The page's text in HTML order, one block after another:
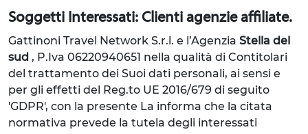
Soggetti Interessati: Clienti agenzie affiliate.
Gattinoni Travel Network S.r.l. e l’Agenzia Stella del
sud , P.Iva 06220940651 nella qualità di Contitolari
del trattamento dei Suoi dati personali, ai sensi e
per gli effetti del Reg.to UE 2016/679 di seguito
'GDPR', con la presente La informa che la citata
normativa prevede la tutela degli interessati